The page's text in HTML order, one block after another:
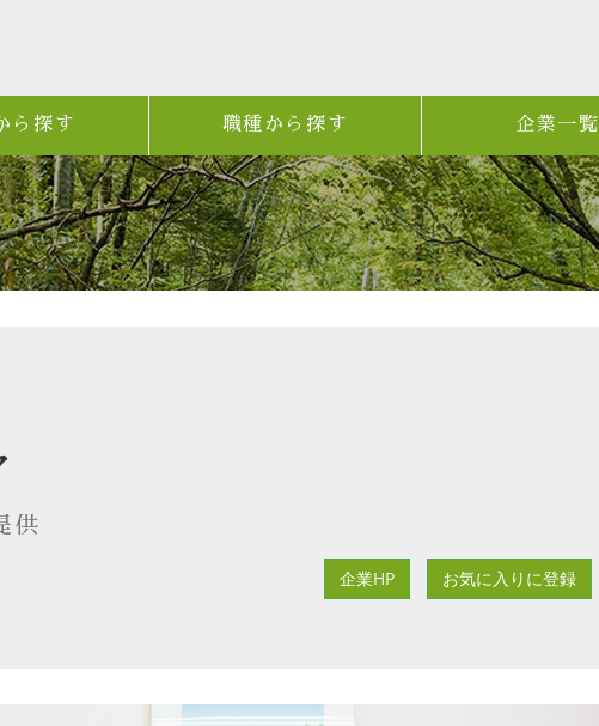
ら探す 職種から探す 企業一覧
供
企業HP お気に入りに登録